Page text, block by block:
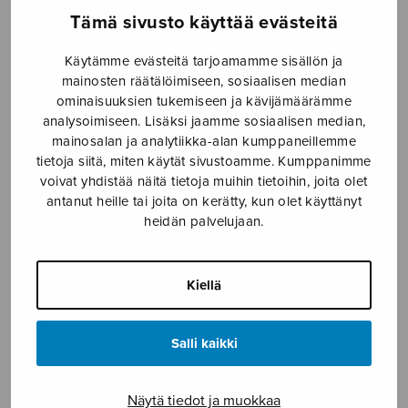
Tämä sivusto käyttää evästeitä
Käytämme evästeitä tarjoamamme sisällön ja
mainosten räätälöimiseen, sosiaalisen median
ominaisuuksien tukemiseen ja kävijämäärämme
analysoimiseen. Lisäksi jaamme sosiaalisen median,
mainosalan ja analytiikka-alan kumppaneillemme
tietoja siitä, miten käytät sivustoamme. Kumppanimme
voivat yhdistää näitä tietoja muihin tietoihin, joita olet
antanut heille tai joita on kerätty, kun olet käyttänyt
heidän palvelujaan.
Kiellä
Salli kaikki
Näytä tiedot ja muokkaa
› Nuottikauppa › Mieskuoro › Ah
Ah taivainen
Linnala Eino
2,70€